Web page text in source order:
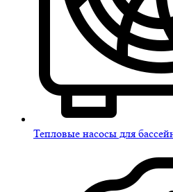
Тепловые насосы для